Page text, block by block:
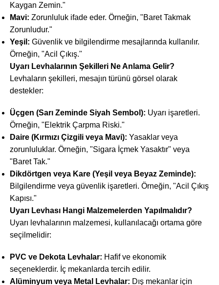
Kaygan Zemin."
Mavi: Zorunluluk ifade eder. Örneğin, "Baret Takmak
Zorunludur."
Yeşil: Güvenlik ve bilgilendirme mesajlarında kullanılır.
Örneğin, "Acil Çıkış."
Uyarı Levhalarının Şekilleri Ne Anlama Gelir?
Levhaların şekilleri, mesajın türünü görsel olarak
destekler:
Üçgen (Sarı Zeminde Siyah Sembol): Uyarı işaretleri.
Örneğin, "Elektrik Çarpma Riski."
Daire (Kırmızı Çizgili veya Mavi): Yasaklar veya
zorunluluklar. Örneğin, "Sigara İçmek Yasaktır" veya
"Baret Tak."
Dikdörtgen veya Kare (Yeşil veya Beyaz Zeminde):
Bilgilendirme veya güvenlik işaretleri. Örneğin, "Acil Çıkış
Kapısı."
Uyarı Levhası Hangi Malzemelerden Yapılmalıdır?
Uyarı levhalarının malzemesi, kullanılacağı ortama göre
seçilmelidir:
PVC ve Dekota Levhalar: Hafif ve ekonomik
seçeneklerdir. İç mekanlarda tercih edilir.
Alüminyum veya Metal Levhalar: Dış mekanlar için